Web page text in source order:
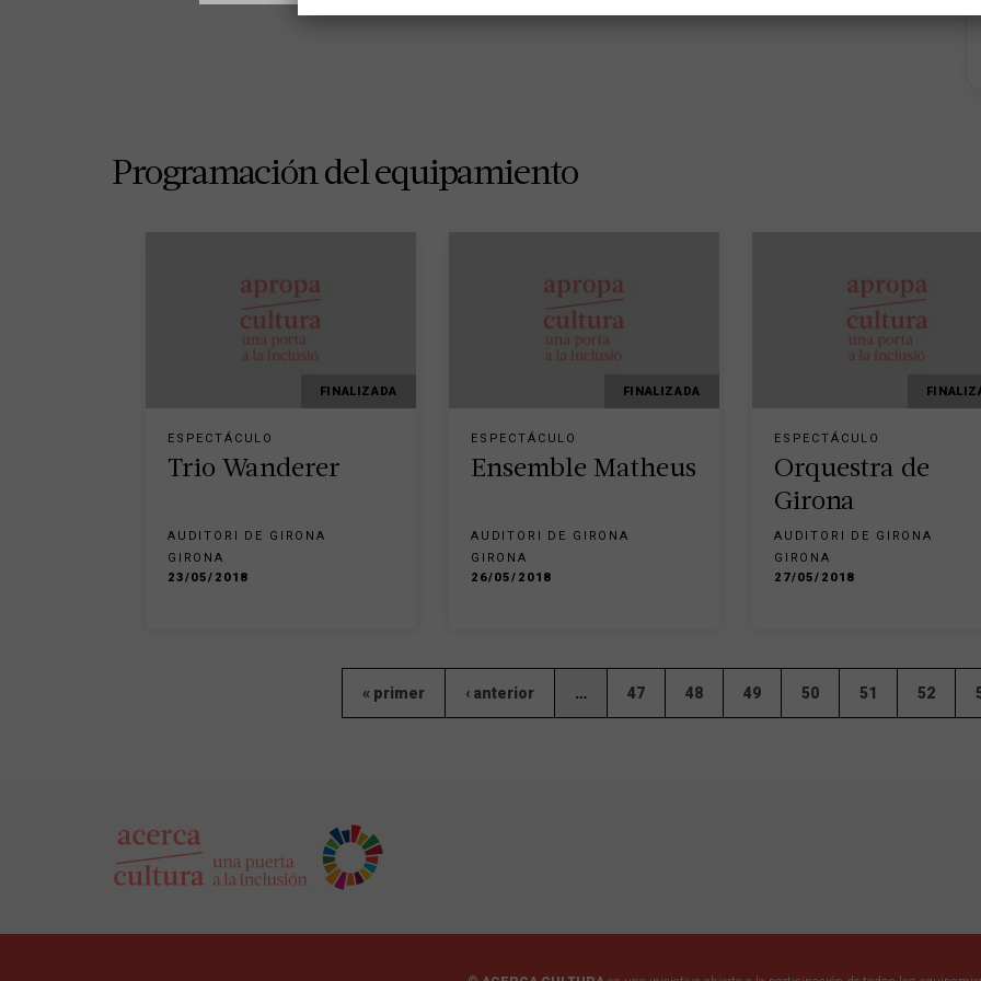
Programación del equipamiento
FINALIZADA
ESPECTÁCULO
Trio Wanderer
AUDITORI DE GIRONA
GIRONA
23/05/2018
FINALIZADA
ESPECTÁCULO
Ensemble Matheus
AUDITORI DE GIRONA
GIRONA
26/05/2018
ESPECTÁCULO
Orquestra de
Girona
AUDITORI DE GIRONA
GIRONA
27/05/2018
« primer ‹ anterior … 47 48 49 50 51 52